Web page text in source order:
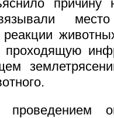
причину
место
проходящую